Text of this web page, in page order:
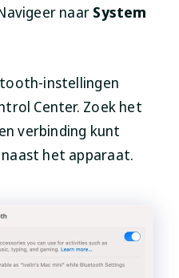
naar System
instellingen
Center. Zoek het
verbinding kunt
naast het apparaat.